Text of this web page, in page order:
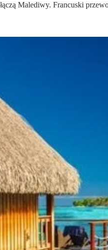
Malediwy. Francuski